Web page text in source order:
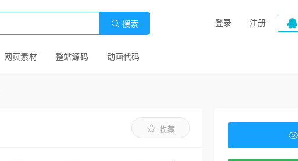
 搜索
网页素材 整站源码 动画代码
登录 注册 
收藏